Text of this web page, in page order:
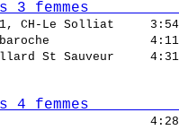
3 femmes
CH-Le Solliat
Labaroche
St Sauveur
4 femmes
Taninges